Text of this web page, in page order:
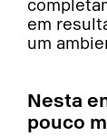
em
um
Nesta
pouco